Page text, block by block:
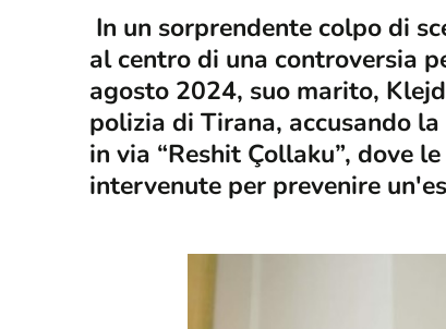
In un sorprendente colpo di
al centro di una controversia
agosto 2024, suo marito,
polizia di Tirana, accusando
in via “Reshit Çollaku”, dove
intervenute per prevenire